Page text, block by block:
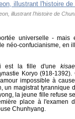
illustrant l'histoire de
universelle - mais
néo-confucianisme, en
est la fille d'une
Koryo (918-
impossible à
un magistrat tyrannique
la jeune fille refuse
place à l'examen
Chunhyang.